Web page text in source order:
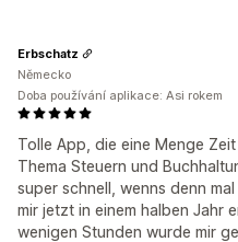
Tolle App, die eine Menge
Thema Steuern und
super schnell, wenns denn
mir jetzt in einem halben Jahr
wenigen Stunden wurde mir
Erbschatz
Německo
Doba používání aplikace: Asi rokem